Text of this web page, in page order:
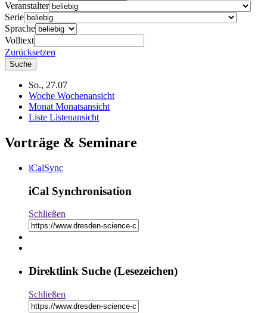
Veranstalter
Serie
Sprache
Volltext
Zurücksetzen
So., 27.07
Woche Wochenansicht
Monat Monatsansicht
Liste Listenansicht
Vorträge & Seminare
iCalSync
iCal Synchronisation
Schließen
Direktlink Suche (Lesezeichen)
Schließen